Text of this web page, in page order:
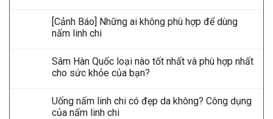
[Cảnh Báo] Những ai không phù hợp để dùng
nấm linh chi
Sâm Hàn Quốc loại nào tốt nhất và phù hợp nhất
cho sức khỏe của bạn?
Uống nấm linh chi có đẹp da không? Công dụng
của nấm linh chi